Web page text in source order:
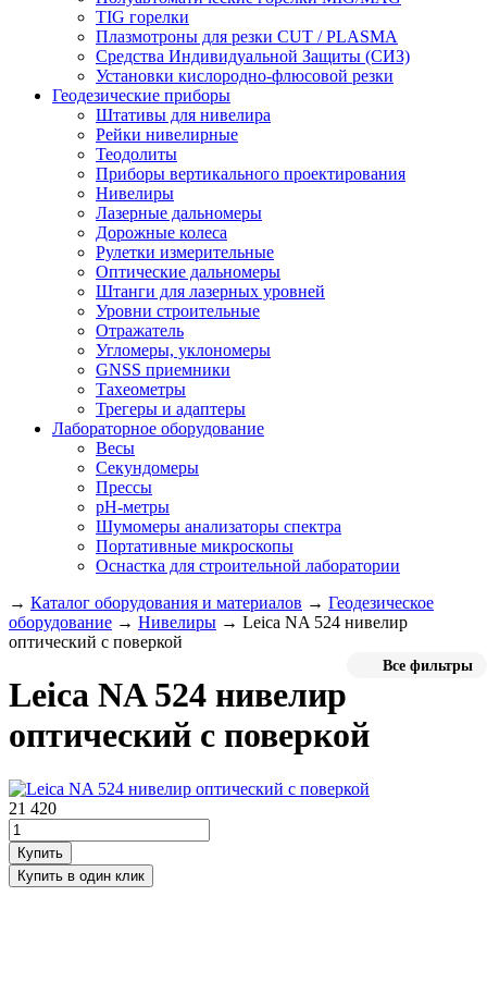
TIG горелки
Плазмотроны для резки CUT / PLASMA
Средства Индивидуальной Защиты (СИЗ)
Установки кислородно-флюсовой резки
Геодезические приборы
Штативы для нивелира
Рейки нивелирные
Теодолиты
Приборы вертикального проектирования
Нивелиры
Лазерные дальномеры
Дорожные колеса
Рулетки измерительные
Оптические дальномеры
Штанги для лазерных уровней
Уровни строительные
Отражатель
Угломеры, уклономеры
GNSS приемники
Тахеометры
Трегеры и адаптеры
Лабораторное оборудование
Весы
Секундомеры
Прессы
pH-метры
Шумомеры анализаторы спектра
Портативные микроскопы
Оснастка для строительной лаборатории
→ Каталог оборудования и материалов → Геодезическое
оборудование → Нивелиры → Leica NA 524 нивелир
оптический с поверкой
Все фильтры
Leica NA 524 нивелир
оптический с поверкой
21 420